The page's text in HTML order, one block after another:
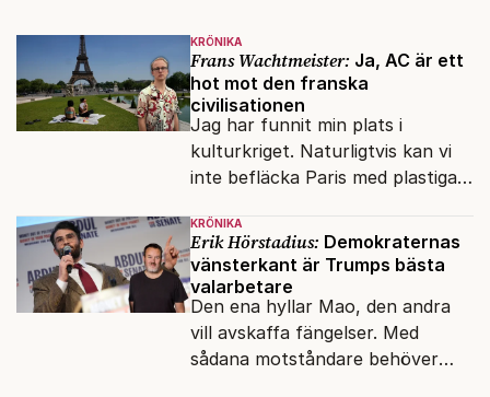
KRÖNIKA
Frans Wachtmeister: Ja, AC är ett
hot mot den franska
civilisationen
Jag har funnit min plats i
kulturkriget. Naturligtvis kan vi
inte befläcka Paris med plastiga
KRÖNIKA
Erik Hörstadius: Demokraternas
vänsterkant är Trumps bästa
valarbetare
Den ena hyllar Mao, den andra
vill avskaffa fängelser. Med
sådana motståndare behöver